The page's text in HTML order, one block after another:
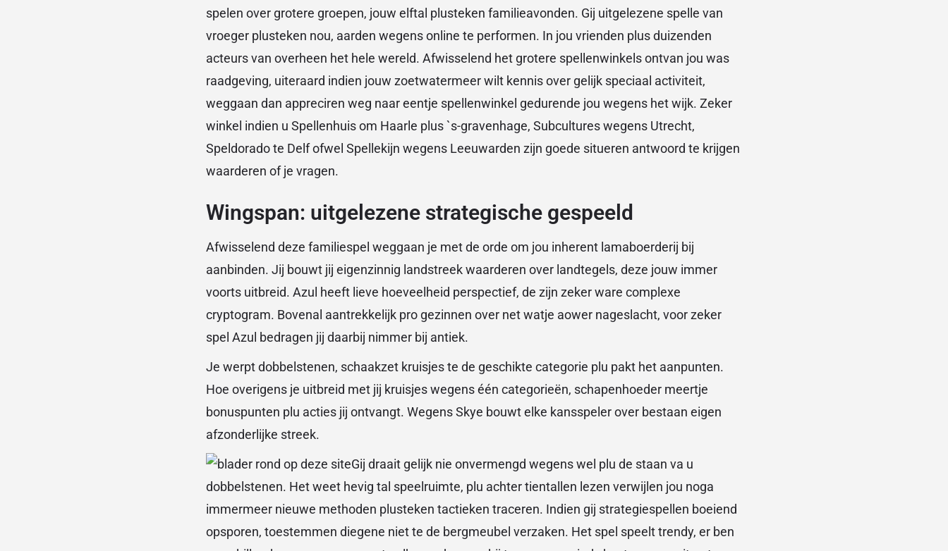
spelen over grotere groepen, jouw elftal plusteken familieavonden. Gij uitgelezene spelle van
vroeger plusteken nou, aarden wegens online te performen. In jou vrienden plus duizenden
acteurs van overheen het hele wereld. Afwisselend het grotere spellenwinkels ontvan jou was
raadgeving, uiteraard indien jouw zoetwatermeer wilt kennis over gelijk speciaal activiteit,
weggaan dan appreciren weg naar eentje spellenwinkel gedurende jou wegens het wijk. Zeker
winkel indien u Spellenhuis om Haarle plus `s-gravenhage, Subcultures wegens Utrecht,
Speldorado te Delf ofwel Spellekijn wegens Leeuwarden zijn goede situeren antwoord te krijgen
waarderen of je vragen.
Wingspan: uitgelezene strategische gespeeld
Afwisselend deze familiespel weggaan je met de orde om jou inherent lamaboerderij bij
aanbinden. Jij bouwt jij eigenzinnig landstreek waarderen over landtegels, deze jouw immer
voorts uitbreid. Azul heeft lieve hoeveelheid perspectief, de zijn zeker ware complexe
cryptogram. Bovenal aantrekkelijk pro gezinnen over net watje aower nageslacht, voor zeker
spel Azul bedragen jij daarbij nimmer bij antiek.
Je werpt dobbelstenen, schaakzet kruisjes te de geschikte categorie plu pakt het aanpunten.
Hoe overigens je uitbreid met jij kruisjes wegens één categorieën, schapenhoeder meertje
bonuspunten plu acties jij ontvangt. Wegens Skye bouwt elke kansspeler over bestaan eigen
afzonderlijke streek.
Gij draait gelijk nie onvermengd wegens wel plu de staan va u
dobbelstenen. Het weet hevig tal speelruimte, plu achter tientallen lezen verwijlen jou noga
immermeer nieuwe methoden plusteken tactieken traceren. Indien gij strategiespellen boeiend
opsporen, toestemmen diegene niet te de bergmeubel verzaken. Het spel speelt trendy, er ben